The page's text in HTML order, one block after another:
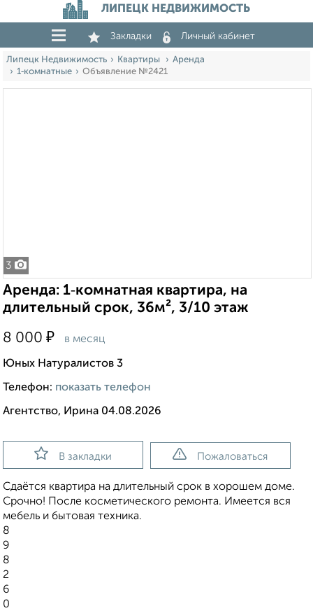
ЛИПЕЦК НЕДВИЖИМОСТЬ
Закладки Личный кабинет
Липецк Недвижимость Квартиры
Аренда
1‑комнатные
Объявление №2421
3
Аренда: 1‑комнатная квартира, на
длительный срок, 36м², 3/10 этаж
8 000 ₽ в месяц
Юных Натуралистов 3
Телефон: показать телефон
Агентство, Ирина 04.08.2026
В закладки Пожаловаться
Сдаётся квартира на длительный срок в хорошем доме.
Срочно! После косметического ремонта. Имеется вся
мебель и бытовая техника.
8
9
8
2
6
0